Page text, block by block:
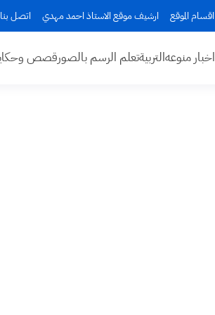
اقسام الموقع ارشيف موقع الاستاذ احمد مهدي اتصل بنا
اخبار منوعهالتربيةتعلم الرسم بالصورقصص